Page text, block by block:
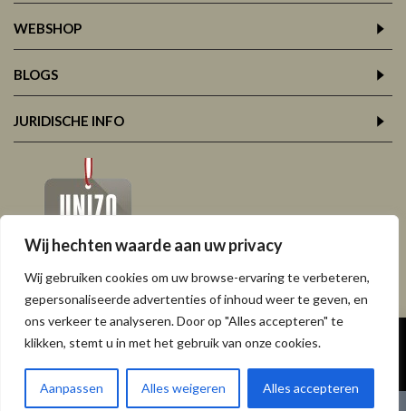
Wij hechten waarde aan uw privacy
Wij gebruiken cookies om uw browse-ervaring te verbeteren,
gepersonaliseerde advertenties of inhoud weer te geven, en
ons verkeer te analyseren. Door op "Alles accepteren" te
klikken, stemt u in met het gebruik van onze cookies.
Aanpassen Alles weigeren Alles accepteren
WEBSHOP
BLOGS
JURIDISCHE INFO